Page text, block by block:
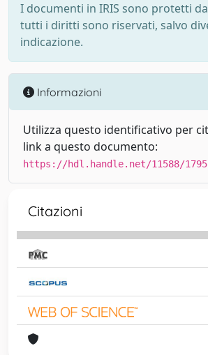
I documenti in IRIS sono protetti
tutti i diritti sono riservati, salvo
indicazione.
Informazioni
Utilizza questo identificativo per
link a questo documento:
https://hdl.handle.net/11588/
Citazioni